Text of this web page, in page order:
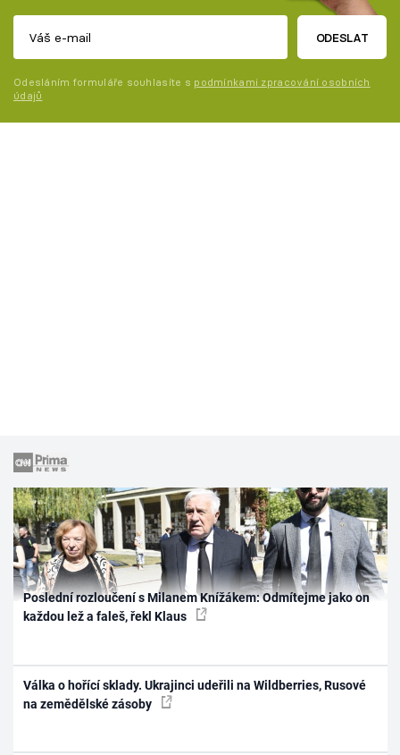
ODESLAT
Odesláním formuláře souhlasíte s podmínkami zpracování osobních
údajů
Poslední rozloučení s Milanem Knížákem: Odmítejme jako on
každou lež a faleš, řekl Klaus
Válka o hořící sklady. Ukrajinci udeřili na Wildberries, Rusové
na zemědělské zásoby